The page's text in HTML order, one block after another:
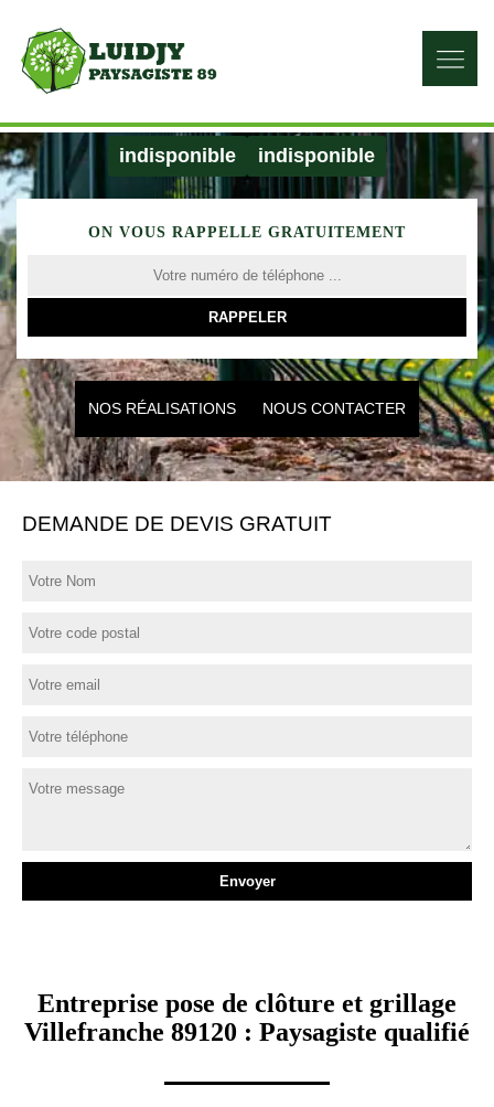
indisponible indisponible
ON VOUS RAPPELLE GRATUITEMENT
NOS RÉALISATIONS NOUS CONTACTER
DEMANDE DE DEVIS GRATUIT
Entreprise pose de clôture et grillage
Villefranche 89120 : Paysagiste qualifié